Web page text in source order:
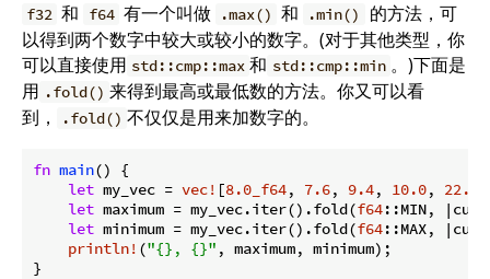
f32 和 f64 有一个叫做 .max() 和 .min()
的方法，可
以得到两个数字中较大或较小的数字。(对于其他类型，你
可以直接使用 std::cmp::max 和 std::cmp::min 。)下面是
用 .fold() 来得到最高或最低数的方法。你又可以看
到，
.fold() 不仅仅是用来加数字的。
fn main() {
let my_vec = vec! [8.0_f64, 7.6, 9.4, 10.0, 22.0
let maximum = my_vec.iter().fold(f64::MIN,
let minimum = my_vec.iter().fold(f64::MAX,
println! ("{}, {}" , maximum, minimum);
}